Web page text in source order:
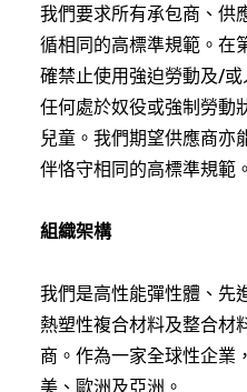
我們要求所有承包商、供
循相同的高標準規範。在
確禁止使用強迫勞動及/
任何處於奴役或強制勞動
兒童。我們期望供應商亦
伴恪守相同的高標準規範。
組織架構
我們是高性能彈性體、先
熱塑性複合材料及整合材
商。作為一家全球性企業
美、歐洲及亞洲。